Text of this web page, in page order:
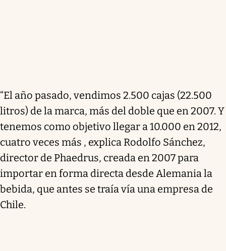
“El año pasado, vendimos 2.500 cajas (22.500
litros) de la marca, más del doble que en 2007. Y
tenemos como objetivo llegar a 10.000 en 2012,
cuatro veces más , explica Rodolfo Sánchez,
director de Phaedrus, creada en 2007 para
importar en forma directa desde Alemania la
bebida, que antes se traía vía una empresa de
Chile.